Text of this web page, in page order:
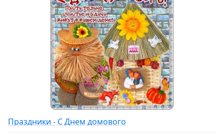
Праздники - С Днем домового